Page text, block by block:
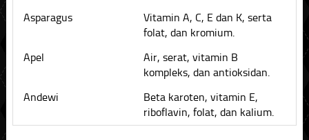
Asparagus
Vitamin A, C, E dan K, serta
folat, dan kromium.
Apel
Air, serat, vitamin B
kompleks, dan antioksidan.
Andewi
Beta karoten, vitamin E,
riboflavin, folat, dan kalium.